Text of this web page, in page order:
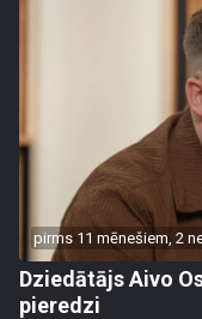
pirms 11 mēnešiem, 2
Dziedātājs Aivo
pieredzi